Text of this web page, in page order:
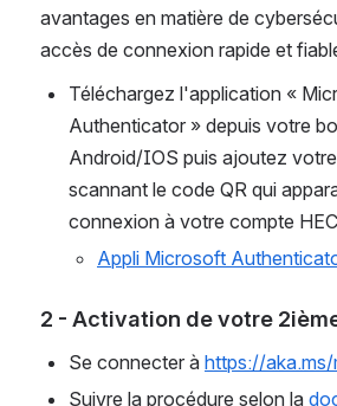
avantages en matière de
accès de connexion rapide et
Téléchargez l'application «
Authenticator » depuis votre
Android/IOS puis ajoutez
scannant le code QR qui
connexion à votre compte
Appli Microsoft
2 - Activation de votre
Se connecter à https://
Suivre la procédure selon la